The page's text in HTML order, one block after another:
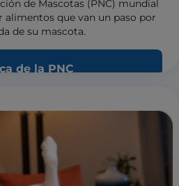
de Mascotas (PNC) mundial
alimentos que van un paso por
de su mascota.
de la PNC